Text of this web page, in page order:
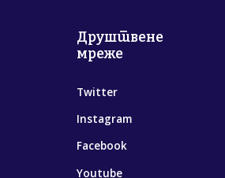
Друштвене
мреже
Twitter
Instagram
Facebook
Youtube